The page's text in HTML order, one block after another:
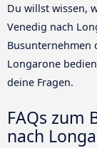
Du willst wissen,
Venedig nach
Busunternehmen
Longarone
deine Fragen.
FAQs zum
nach